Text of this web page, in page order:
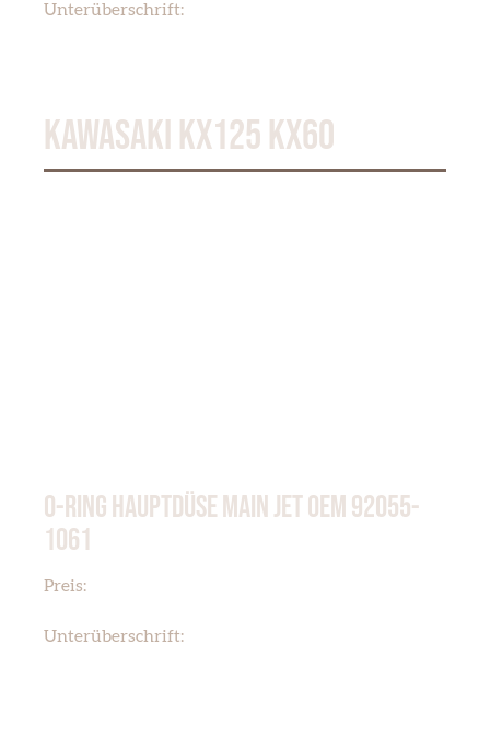
Unterüberschrift:
KAWASAKI KX125 KX60
O-RING HAUPTDÜSE MAIN JET OEM 92055-
1061
Preis:
Unterüberschrift: